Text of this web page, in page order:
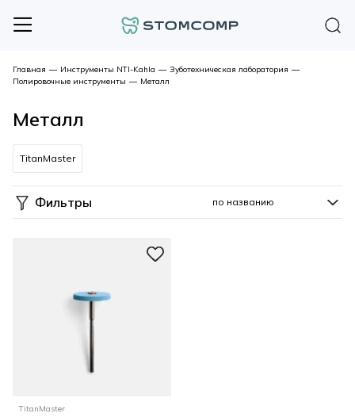
Главная — Инструменты NTI-Kahla — Зуботехническая лаборатория —
Полировочные инструменты — Металл
Металл
TitanMaster
Фильтры
TitanMaster